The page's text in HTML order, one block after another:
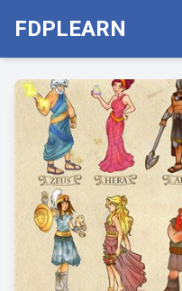
FDPLEARN